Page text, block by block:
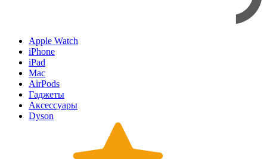
Apple Watch
iPhone
iPad
Mac
AirPods
Гаджеты
Аксессуары
Dyson